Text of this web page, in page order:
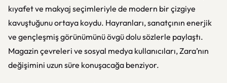
kıyafet ve makyaj seçimleriyle de modern bir çizgiye
kavuştuğunu ortaya koydu. Hayranları, sanatçının enerjik
ve gençleşmiş görünümünü övgü dolu sözlerle paylaştı.
Magazin çevreleri ve sosyal medya kullanıcıları, Zara’nın
değişimini uzun süre konuşacağa benziyor.